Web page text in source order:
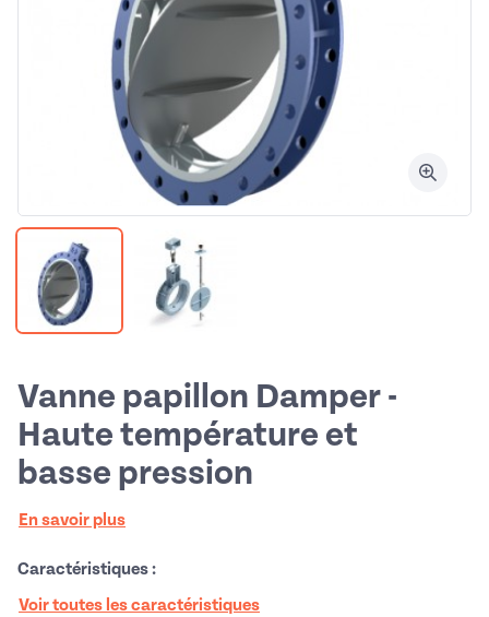
Vanne papillon Damper -
Haute température et
basse pression
En savoir plus
Caractéristiques :
Voir toutes les caractéristiques